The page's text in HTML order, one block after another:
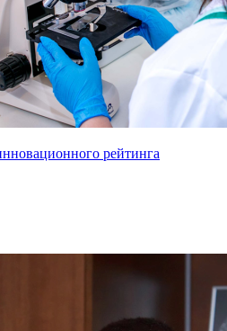
рейтинга